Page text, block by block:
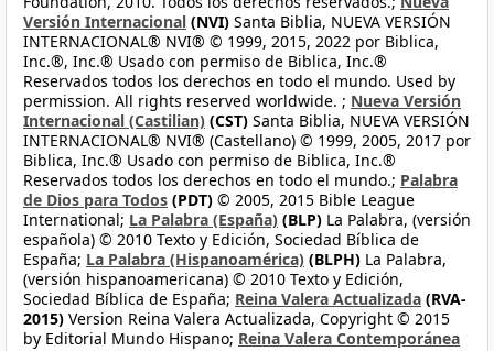
Versión Internacional (NVI) Santa Biblia, NUEVA VERSIÓN
INTERNACIONAL® NVI® © 1999, 2015, 2022 por Biblica,
Inc.®, Inc.® Usado con permiso de Biblica, Inc.®
Reservados todos los derechos en todo el mundo. Used by
permission. All rights reserved worldwide. ; Nueva Versión
Internacional (Castilian) (CST) Santa Biblia, NUEVA VERSIÓN
INTERNACIONAL® NVI® (Castellano) © 1999, 2005, 2017 por
Biblica, Inc.® Usado con permiso de Biblica, Inc.®
Reservados todos los derechos en todo el mundo.; Palabra
de Dios para Todos (PDT) © 2005, 2015 Bible League
International; La Palabra (España) (BLP) La Palabra, (versión
española) © 2010 Texto y Edición, Sociedad Bíblica de
España; La Palabra (Hispanoamérica) (BLPH) La Palabra,
(versión hispanoamericana) © 2010 Texto y Edición,
Sociedad Bíblica de España; Reina Valera Actualizada (RVA-
2015) Version Reina Valera Actualizada, Copyright © 2015
by Editorial Mundo Hispano; Reina Valera Contemporánea